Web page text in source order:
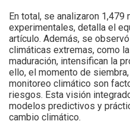
En total, se analizaron
experimentales, detalla el
artículo. Además, se
climáticas extremas, como
maduración, intensifican la
ello, el momento de
monitoreo climático son
riesgos. Esta visión
modelos predictivos y
cambio climático.